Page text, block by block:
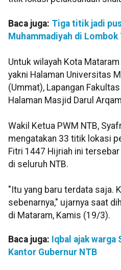
Baca juga: Tiga titik jadi
Muhammadiyah di Lombok
Untuk wilayah Kota
yakni Halaman Universitas
(Ummat), Lapangan
Halaman Masjid Darul
Wakil Ketua PWM NTB,
mengatakan 33 titik lokasi
Fitri 1447 Hijriah ini
di seluruh NTB.
"Itu yang baru terdata saja.
sebenarnya," ujarnya saat
di Mataram, Kamis (19/3).
Baca juga: Iqbal ajak
Kantor Gubernur NTB